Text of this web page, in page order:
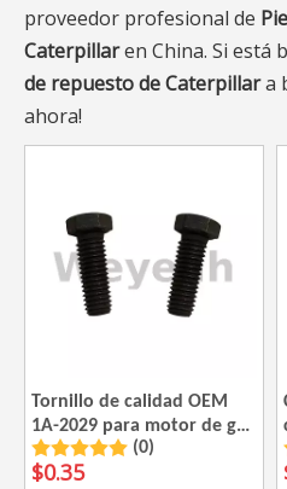
proveedor profesional de
Caterpillaren China. Si está
de repuesto de Caterpillara
ahora!
Tornillo de calidad OEM
1A-2029 para motor de gas
CAT G3520
(0)
$0.35